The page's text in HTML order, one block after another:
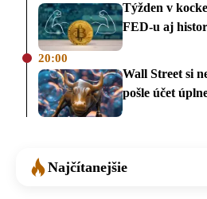
Týžden v
FED-u aj
20:00
Wall Street si
pošle účet
Najčítanejšie